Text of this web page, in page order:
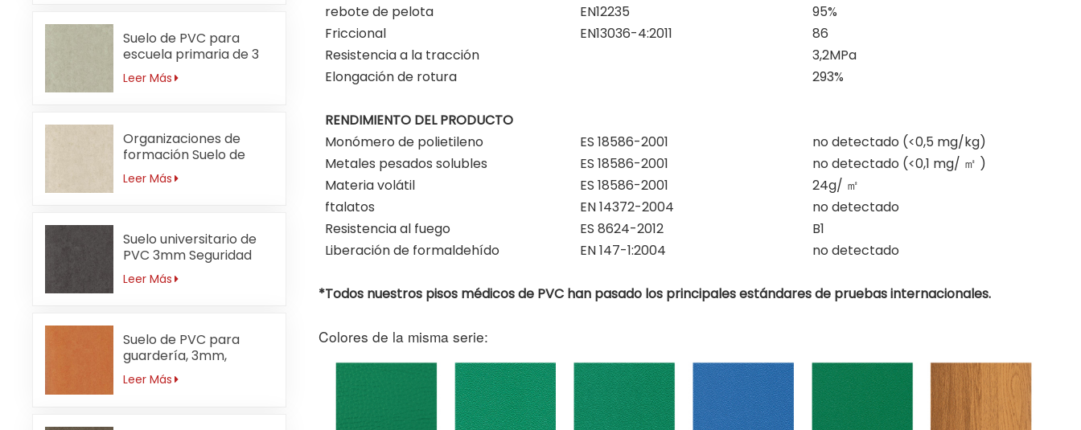
Suelo de PVC para
escuela primaria de 3
mm resistente a ácidos
y álcalis
Leer Más
Organizaciones de
formación Suelo de
PVC 3mm
Antibacteriano
Leer Más
Suelo universitario de
PVC 3mm Seguridad
Leer Más
Suelo de PVC para
guardería, 3mm,
ignífugo, naranja
Leer Más
rebote de pelota
EN12235
95%
Friccional
EN13036-4:2011
86
Resistencia a la tracción
3,2MPa
Elongación de rotura
293%
RENDIMIENTO DEL PRODUCTO
Monómero de polietileno
ES 18586-2001
no detectado (<0,5 mg/kg)
Metales pesados ​​solubles
ES 18586-2001 no detectado (<0,1 mg/ ㎡ )
Materia volátil
ES 18586-2001 24g/ ㎡
ftalatos
EN 14372-2004
no detectado
Resistencia al fuego
ES 8624-2012
B1
Liberación de formaldehído
EN 147-1:2004 no detectado
*Todos nuestros pisos médicos de PVC han pasado los principales estándares de pruebas internacionales.
Colores de la misma serie: